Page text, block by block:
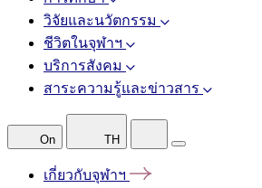
วิจัยและนวัตกรรม
ชีวิตในจุฬาฯ
บริการสังคม
สาระความรู้และข่าวสาร
On TH
เกี่ยวกับจุฬาฯ